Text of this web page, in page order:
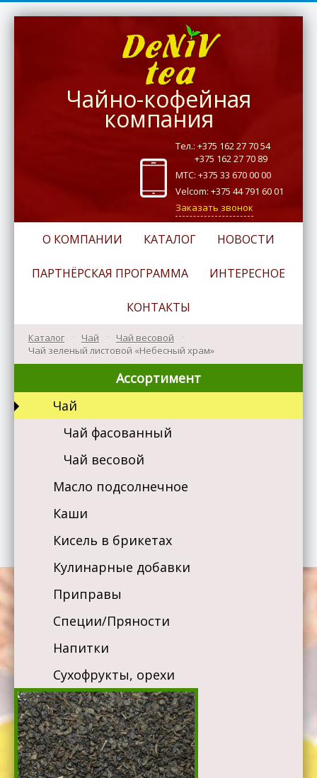
Чайно-кофейная
компания
Тел.: +375 162 27 70 54
+375 162 27 70 89
МТС: +375 33 670 00 00
Velcom: +375 44 791 60 01
Заказать звонок
О КОМПАНИИ КАТАЛОГ НОВОСТИ
ПАРТНЁРСКАЯ ПРОГРАММА ИНТЕРЕСНОЕ
КОНТАКТЫ
Каталог > Чай > Чай весовой >
Чай зеленый листовой «Небесный храм»
Ассортимент
Чай
Чай фасованный
Чай весовой
Масло подсолнечное
Каши
Кисель в брикетах
Кулинарные добавки
Приправы
Специи/Пряности
Напитки
Сухофрукты, орехи